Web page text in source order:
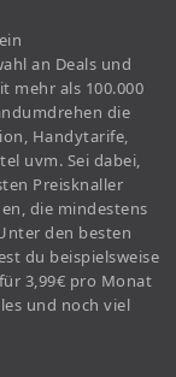
an Deals und
mehr als 100.000
die
Handytarife,
uvm. Sei dabei,
Preisknaller
die mindestens
den besten
du beispielsweise
3,99€ pro Monat
und noch viel